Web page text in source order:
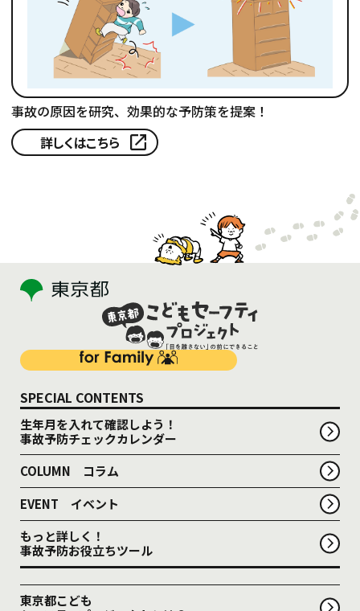
事故の原因を研究、効果的な予防策を提案！
詳しくはこちら
SPECIAL CONTENTS
生年月を入れて確認しよう！
事故予防チェックカレンダー
COLUMN コラム
EVENT イベント
もっと詳しく！
事故予防お役立ちツール
東京都こども